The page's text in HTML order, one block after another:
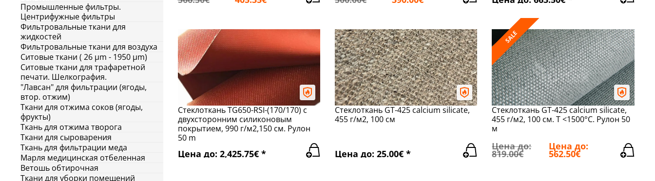
Промышленные фильтры.
Центрифужные фильтры
Фильтровальные ткани для
жидкостей
Фильтровальные ткани для воздуха
Ситовые ткани ( 26 μm - 1950 μm)
Ситовые ткани для трафаретной
печати. Шелкография.
"Лавсан" для фильтрации (ягоды,
втор. отжим)
Ткани для отжима соков (ягоды,
фрукты)
Ткань для отжима творога
Ткани для сыроварения
Ткань для фильтрации меда
Марля медицинская отбеленная
Ветошь обтирочная
Ткани для уборки помещений
Стеклоткань TG650-RSI-(170/170) с
двухсторонним силиконовым
покрытием, 990 г/м2,150 см. Рулон
50 m
Цена до: 2,425.75€ *
Стеклоткань GT-425 calcium silicate,
455 г/м2, 100 см
Цена до: 25.00€ *
SALE
Стеклоткань GT-425 calcium silicate,
455 г/м2, 100 см. T <1500°C. Рулон 50
м
Цена до:
819.00€
Цена до:
562.50€